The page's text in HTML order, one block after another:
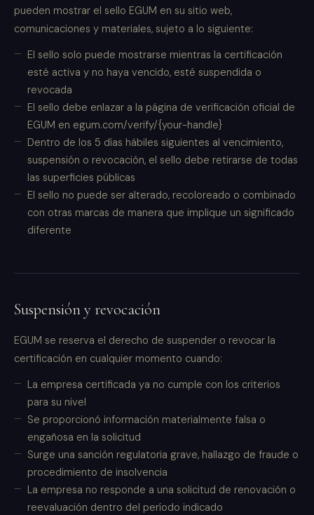
pueden mostrar el sello EGUM en su sitio web,
comunicaciones y materiales, sujeto a lo siguiente:
El sello solo puede mostrarse mientras la certificación
esté activa y no haya vencido, esté suspendida o
revocada
El sello debe enlazar a la página de verificación oficial de
EGUM en egum.com/verify/{your-handle}
Dentro de los 5 días hábiles siguientes al vencimiento,
suspensión o revocación, el sello debe retirarse de todas
las superficies públicas
El sello no puede ser alterado, recoloreado o combinado
con otras marcas de manera que implique un significado
diferente
Suspensión y revocación
EGUM se reserva el derecho de suspender o revocar la
certificación en cualquier momento cuando:
La empresa certificada ya no cumple con los criterios
para su nivel
Se proporcionó información materialmente falsa o
engañosa en la solicitud
Surge una sanción regulatoria grave, hallazgo de fraude o
procedimiento de insolvencia
La empresa no responde a una solicitud de renovación o
reevaluación dentro del período indicado